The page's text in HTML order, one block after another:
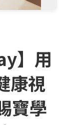
】用
康視
寶學